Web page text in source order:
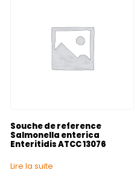
Souche de reference
Salmonella enterica
Enteritidis ATCC 13076
Lire la suite